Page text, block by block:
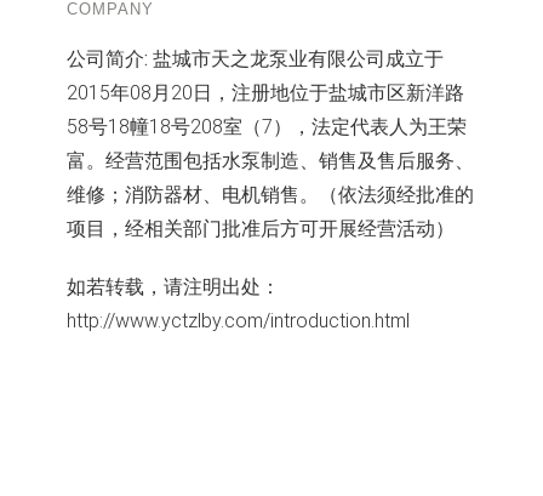
COMPANY
公司简介: 盐城市天之龙泵业有限公司成立于
2015年08月20日，注册地位于盐城市区新洋路
58号18幢18号208室（7），法定代表人为王荣
富。经营范围包括水泵制造、销售及售后服务、
维修；消防器材、电机销售。（依法须经批准的
项目，经相关部门批准后方可开展经营活动）
如若转载，请注明出处：
http://www.yctzlby.com/introduction.html